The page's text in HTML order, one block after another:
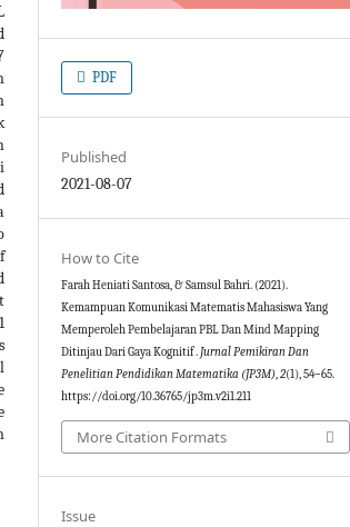
PDF
Published
2021-08-07
How to Cite
Farah Heniati Santosa, & Samsul Bahri. (2021).
Kemampuan Komunikasi Matematis Mahasiswa Yang
Memperoleh Pembelajaran PBL Dan Mind Mapping
Ditinjau Dari Gaya Kognitif . Jurnal Pemikiran Dan
Penelitian Pendidikan Matematika (JP3M),2(1), 54–65.
https://doi.org/10.36765/jp3m.v2i1.211
More Citation Formats
Issue